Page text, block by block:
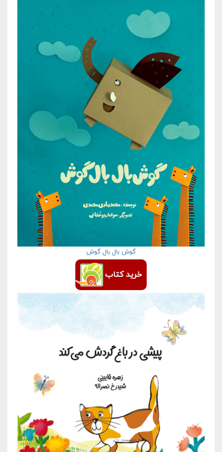
گوش بال بال گوش
خرید کتاب